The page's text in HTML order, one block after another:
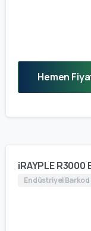
Hemen
iRAYPLE
Endüstriyel